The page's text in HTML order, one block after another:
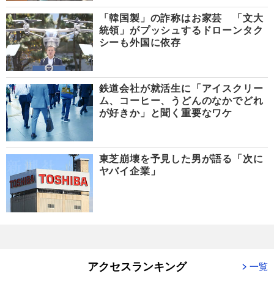
「韓国製」の詐称はお家芸 「文大
統領」がプッシュするドローンタク
シーも外国に依存
鉄道会社が就活生に「アイスクリー
ム、コーヒー、うどんのなかでどれ
が好きか」と聞く重要なワケ
東芝崩壊を予見した男が語る「次に
ヤバイ企業」
アクセスランキング 一覧